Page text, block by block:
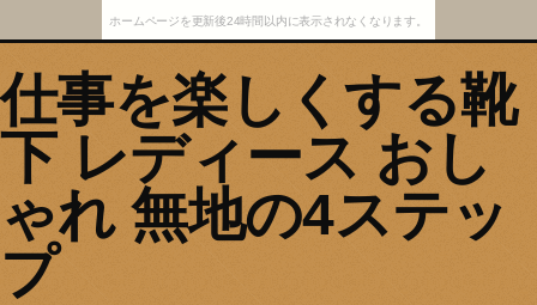
ホームページを更新後24時間以内に表示されなくなります。
仕事を楽しくする靴
下 レディース おし
ゃれ 無地の4ステッ
プ